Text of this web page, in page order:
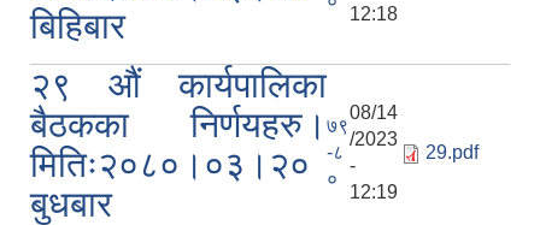
बिहिबार
12:18
२९ औं कार्यपालिका
बैठकका निर्णयहरु।
मितिः२०८०।०३।२०
बुधबार
७९
-८
०
08/14
/2023
-
12:19
29.pdf